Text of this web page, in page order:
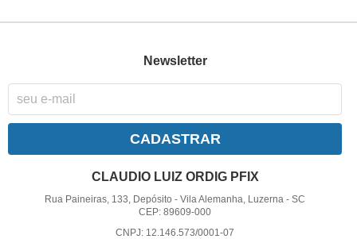
Newsletter
CADASTRAR
CLAUDIO LUIZ ORDIG PFIX
Rua Paineiras, 133, Depósito -Vila Alemanha, Luzerna -SC
CEP: 89609-000
CNPJ: 12.146.573/0001-07